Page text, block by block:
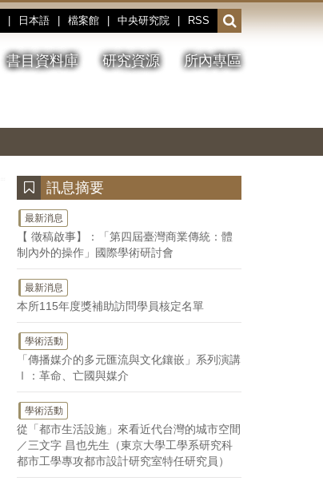
日本語 檔案館 中央研究院 RSS
開
啟
或
收
書目資料庫 研究資源 所內專區
停、
圖
圖
結
訊息摘要
最新消息
【 徵稿啟事】：「第四屆臺灣商業傳統：體
制內外的操作」國際學術研討會
最新消息
本所115年度獎補助訪問學員核定名單
學術活動
「傳播媒介的多元匯流與文化鑲嵌」系列演講
Ⅰ：革命、亡國與媒介
學術活動
從「都市生活設施」來看近代台灣的城市空間
／三文字 昌也先生（東京大學工學系研究科
都市工學專攻都市設計研究室特任研究員）